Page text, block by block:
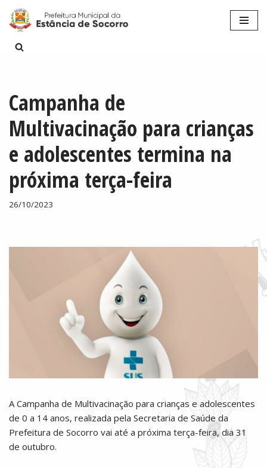
Pular
para
Campanha de
Multivacinação para crianças
e adolescentes termina na
próxima terça-feira
26/10/2023
A Campanha de Multivacinação para crianças e adolescentes
de 0 a 14 anos, realizada pela Secretaria de Saúde da
Prefeitura de Socorro vai até a próxima terça-feira, dia 31
de outubro.